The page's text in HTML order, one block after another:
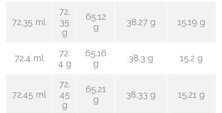
72.35 ml
72.
35
g
65.12
g
38.27 g 15.19 g
72.4 ml
72.
4 g
65.16
g
38.3 g 15.2 g
72.45 ml
72.
45
g
65.21
g
38.33 g 15.21 g